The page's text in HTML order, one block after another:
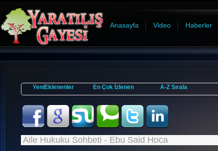
Anasayfa Video Haberler
YeniEklenenler En Çok İzlenen A-Z Sırala
Aile Hukuku Sohbeti - Ebu Said Hoca